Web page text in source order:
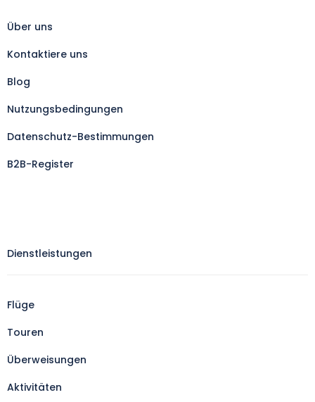
Über uns
Kontaktiere uns
Blog
Nutzungsbedingungen
Datenschutz-Bestimmungen
B2B-Register
Dienstleistungen
Flüge
Touren
Überweisungen
Aktivitäten